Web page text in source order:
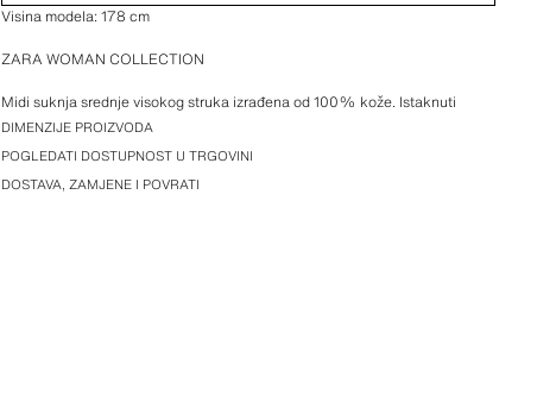
Visina modela: 178 cm
ZARA WOMAN COLLECTION
Midi suknja srednje visokog struka izrađena od 100% kože. Istaknuti
prošivi u istoj boji. Ravni donji rub. Bočno kopčanje patentnim zatvaračem
DIMENZIJE PROIZVODA
POGLEDATI DOSTUPNOST U TRGOVINI
DOSTAVA, ZAMJENE I POVRATI